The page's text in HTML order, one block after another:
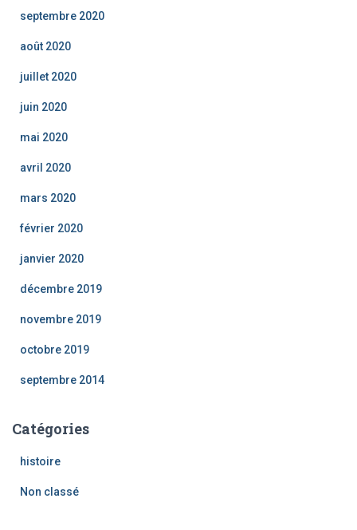
septembre 2020
août 2020
juillet 2020
juin 2020
mai 2020
avril 2020
mars 2020
février 2020
janvier 2020
décembre 2019
novembre 2019
octobre 2019
septembre 2014
Catégories
histoire
Non classé